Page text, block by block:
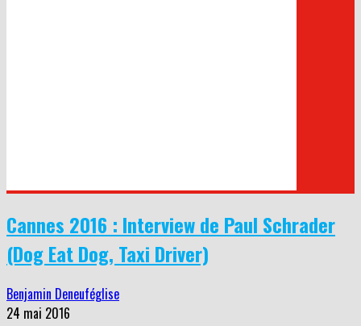
Cannes 2016 : Interview de Paul Schrader
(Dog Eat Dog, Taxi Driver)
Benjamin Deneuféglise
24 mai 2016